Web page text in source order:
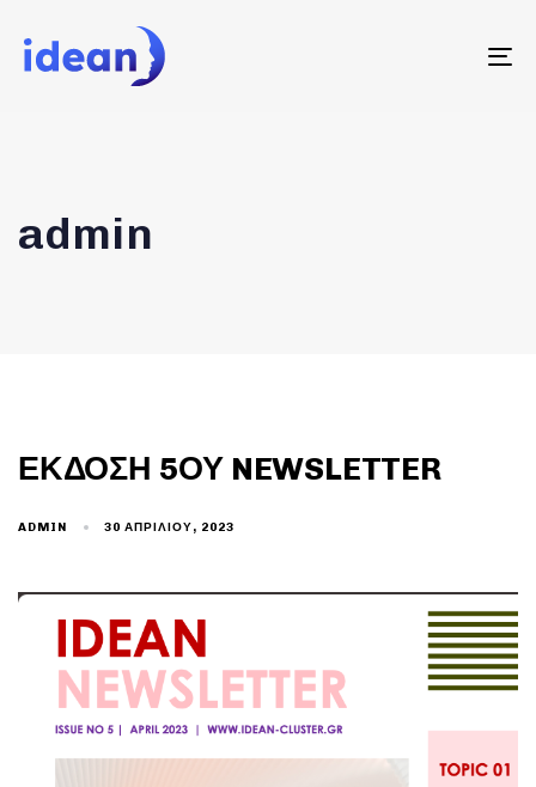
admin
ΈΚΔΟΣΗ 5ΟΥ NEWSLETTER
ADMIN 30 ΑΠΡΙΛΊΟΥ, 2023